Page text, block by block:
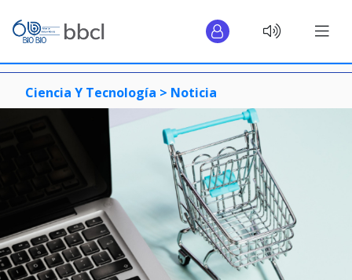
Ciencia Y Tecnología > Noticia